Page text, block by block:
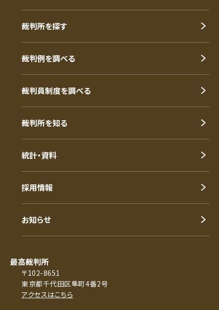
裁判所を探す
裁判例を調べる
裁判員制度を調べる
裁判所を知る
統計・資料
採用情報
お知らせ
最高裁判所
〒102-8651
東京都千代田区隼町4番2号
アクセスはこちら